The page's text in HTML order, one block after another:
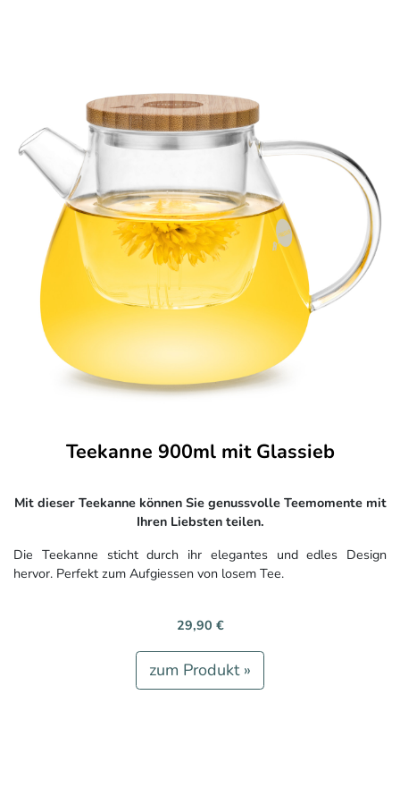
Teekanne 900ml mit Glassieb
Mit dieser Teekanne können Sie genussvolle Teemomente mit
Ihren Liebsten teilen.
Die Teekanne sticht durch ihr elegantes und edles Design
hervor. Perfekt zum Aufgiessen von losem Tee.
29,90 €
zum Produkt »